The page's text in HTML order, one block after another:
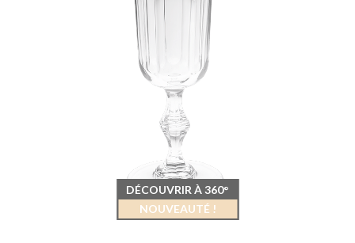
DÉCOUVRIR À 360°
NOUVEAUTÉ !